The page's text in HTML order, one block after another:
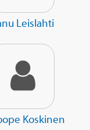
Leislahti
Koskinen